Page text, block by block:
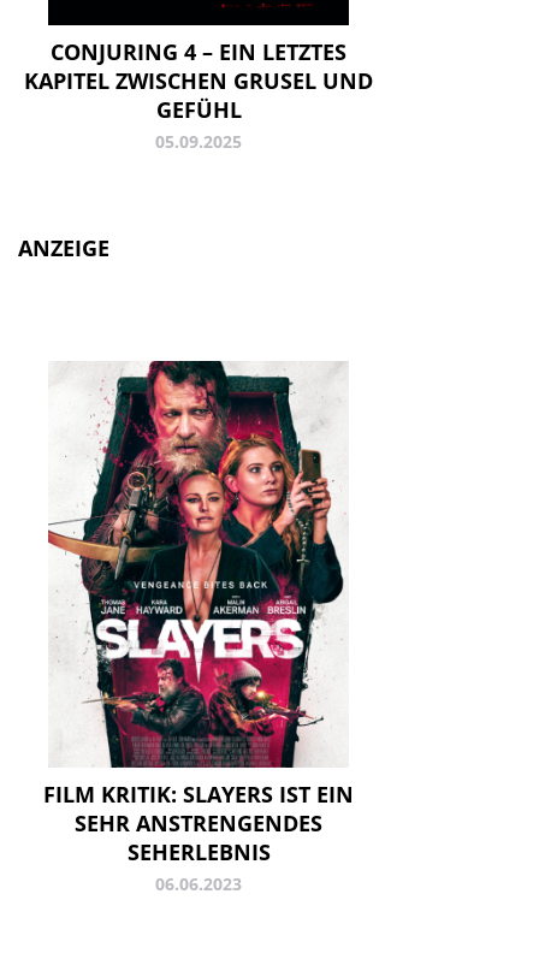
CONJURING 4 – EIN LETZTES
KAPITEL ZWISCHEN GRUSEL UND
GEFÜHL
05.09.2025
ANZEIGE
FILM KRITIK: SLAYERS IST EIN
SEHR ANSTRENGENDES
SEHERLEBNIS
06.06.2023